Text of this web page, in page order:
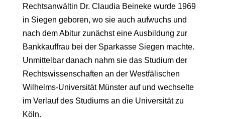
Rechtsanwältin Dr. Claudia Beineke wurde 1969
in Siegen geboren, wo sie auch aufwuchs und
nach dem Abitur zunächst eine Ausbildung zur
Bankkauffrau bei der Sparkasse Siegen machte.
Unmittelbar danach nahm sie das Studium der
Rechtswissenschaften an der Westfälischen
Wilhelms-Universität Münster auf und wechselte
im Verlauf des Studiums an die Universität zu
Köln.